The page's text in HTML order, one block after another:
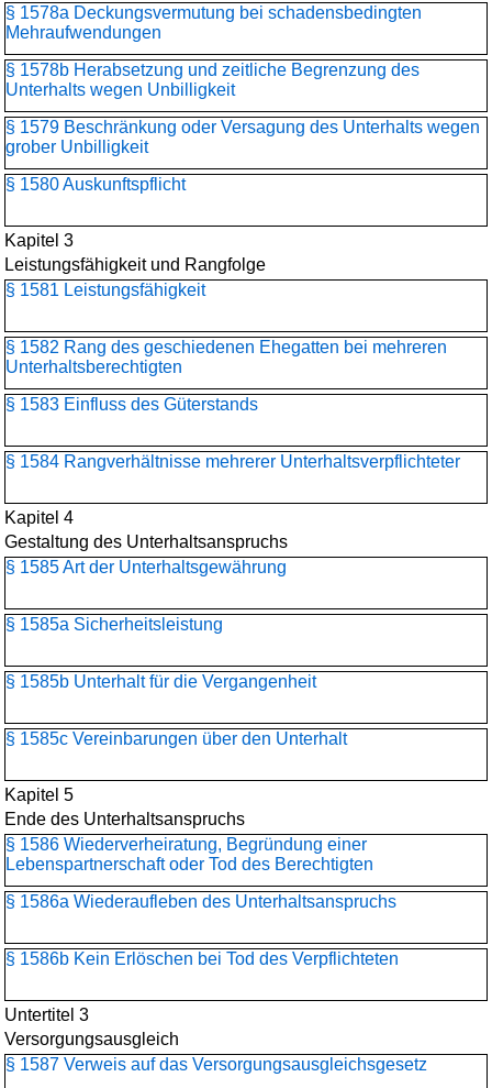
§ 1578a Deckungsvermutung bei schadensbedingten
Mehraufwendungen
§ 1578b Herabsetzung und zeitliche Begrenzung des
Unterhalts wegen Unbilligkeit
§ 1579 Beschränkung oder Versagung des Unterhalts wegen
grober Unbilligkeit
§ 1580 Auskunftspflicht
Kapitel 3
Leistungsfähigkeit und Rangfolge
§ 1581 Leistungsfähigkeit
§ 1582 Rang des geschiedenen Ehegatten bei mehreren
Unterhaltsberechtigten
§ 1583 Einfluss des Güterstands
§ 1584 Rangverhältnisse mehrerer Unterhaltsverpflichteter
Kapitel 4
Gestaltung des Unterhaltsanspruchs
§ 1585 Art der Unterhaltsgewährung
§ 1585a Sicherheitsleistung
§ 1585b Unterhalt für die Vergangenheit
§ 1585c Vereinbarungen über den Unterhalt
Kapitel 5
Ende des Unterhaltsanspruchs
§ 1586 Wiederverheiratung, Begründung einer
Lebenspartnerschaft oder Tod des Berechtigten
§ 1586a Wiederaufleben des Unterhaltsanspruchs
§ 1586b Kein Erlöschen bei Tod des Verpflichteten
Untertitel 3
Versorgungsausgleich
§ 1587 Verweis auf das Versorgungsausgleichsgesetz